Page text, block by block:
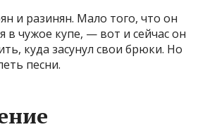
и разинян. Мало того, что он
в чужое купе, — вот и сейчас он
куда засунул свои брюки. Но
песни.